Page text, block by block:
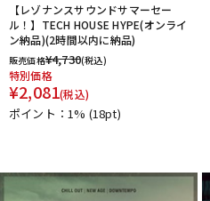
【レゾナンスサウンドサマーセー
ル！】TECH HOUSE HYPE(オンライ
ン納品)(2時間以内に納品)
販売価格¥4,730(税込)
特別価格
¥2,081(税込)
ポイント：1% (18pt)